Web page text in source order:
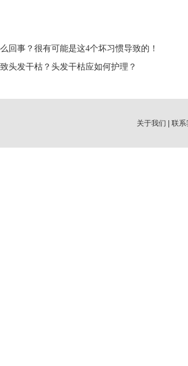
回事？很有可能是这4个坏习惯导致的！
头发干枯？头发干枯应如何护理？
关于我们 联系